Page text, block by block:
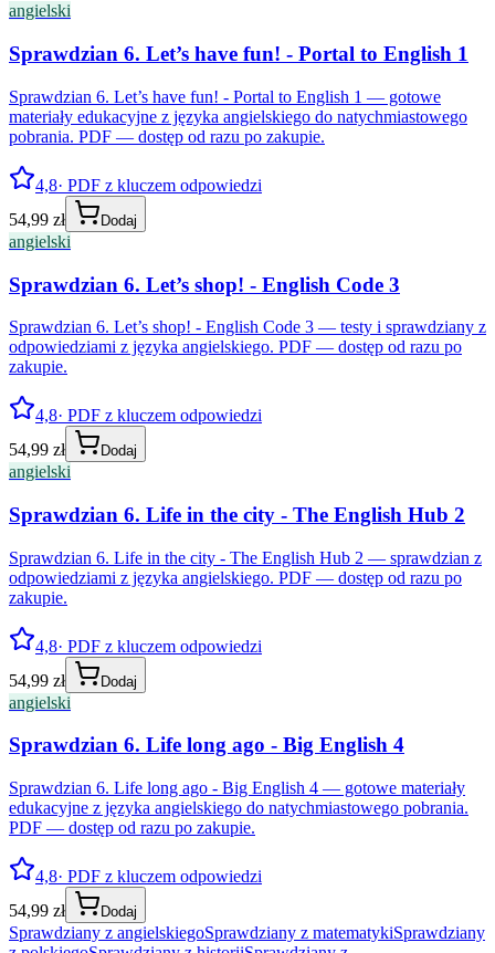
angielski
Sprawdzian 6. Let’s have fun! - Portal to English 1
Sprawdzian 6. Let’s have fun! - Portal to English 1 — gotowe
materiały edukacyjne z języka angielskiego do natychmiastowego
pobrania. PDF — dostęp od razu po zakupie.
4,8· PDF z kluczem odpowiedzi
54,99 zł
Dodaj
angielski
Sprawdzian 6. Let’s shop! - English Code 3
Sprawdzian 6. Let’s shop! - English Code 3 — testy i sprawdziany z
odpowiedziami z języka angielskiego. PDF — dostęp od razu po
zakupie.
4,8· PDF z kluczem odpowiedzi
54,99 zł
Dodaj
angielski
Sprawdzian 6. Life in the city - The English Hub 2
Sprawdzian 6. Life in the city - The English Hub 2 — sprawdzian z
odpowiedziami z języka angielskiego. PDF — dostęp od razu po
zakupie.
4,8· PDF z kluczem odpowiedzi
54,99 zł
Dodaj
angielski
Sprawdzian 6. Life long ago - Big English 4
Sprawdzian 6. Life long ago - Big English 4 — gotowe materiały
edukacyjne z języka angielskiego do natychmiastowego pobrania.
PDF — dostęp od razu po zakupie.
4,8· PDF z kluczem odpowiedzi
54,99 zł
Dodaj
Sprawdziany z angielskiegoSprawdziany z matematykiSprawdziany